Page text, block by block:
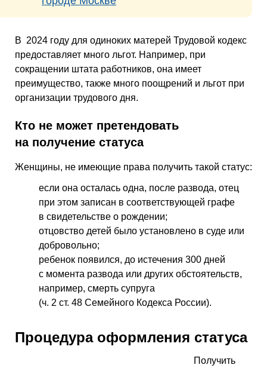
В 2024 году для одиноких матерей Трудовой кодекс
предоставляет много льгот. Например, при
сокращении штата работников, она имеет
преимущество, также много поощрений и льгот при
организации трудового дня.
Кто не может претендовать
на получение статуса
Женщины, не имеющие права получить такой статус:
если она осталась одна, после развода, отец
при этом записан в соответствующей графе
в свидетельстве о рождении;
отцовство детей было установлено в суде или
добровольно;
ребенок появился, до истечения 300 дней
с момента развода или других обстоятельств,
например, смерть супруга
(ч. 2 ст. 48 Семейного Кодекса России).
Процедура оформления статуса
Получить